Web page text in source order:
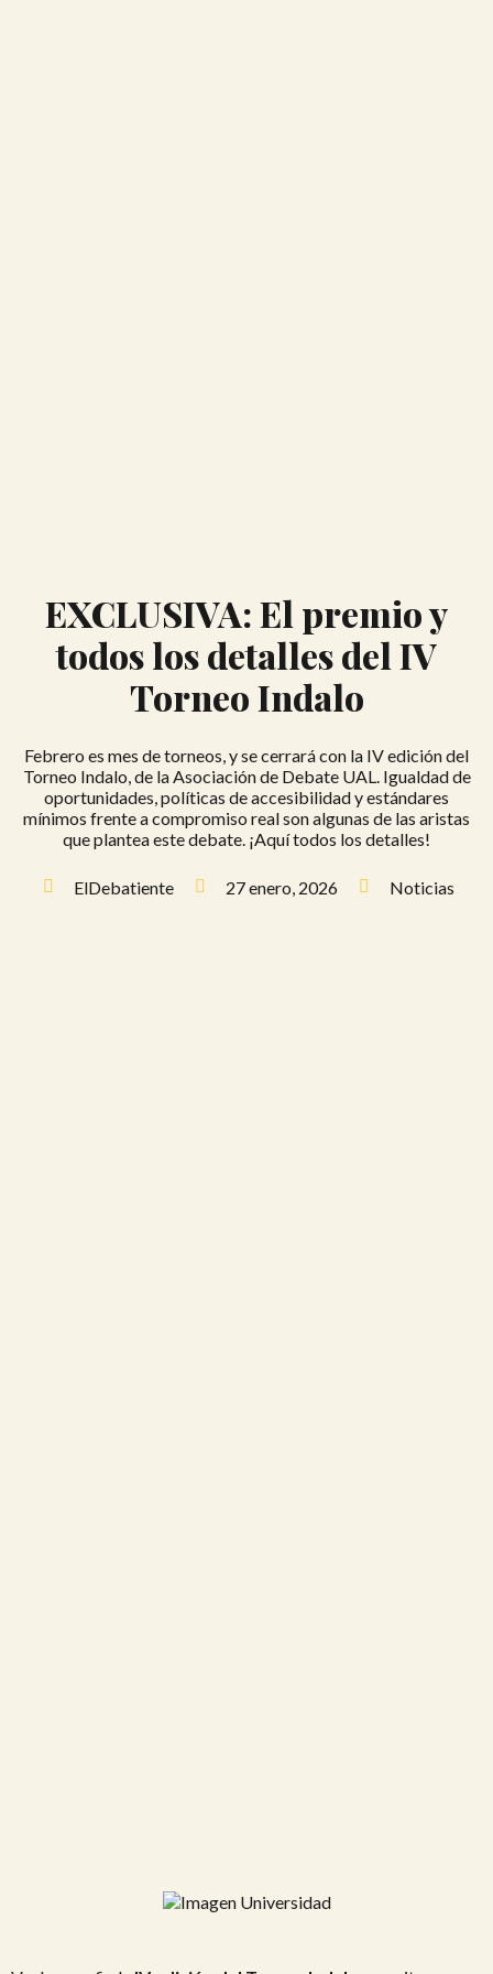
EXCLUSIVA: El premio y
todos los detalles del IV
Torneo Indalo
Febrero es mes de torneos, y se cerrará con la IV edición del
Torneo Indalo, de la Asociación de Debate UAL. Igualdad de
oportunidades, políticas de accesibilidad y estándares
mínimos frente a compromiso real son algunas de las aristas
que plantea este debate. ¡Aquí todos los detalles!
ElDebatiente 27 enero, 2026 Noticias